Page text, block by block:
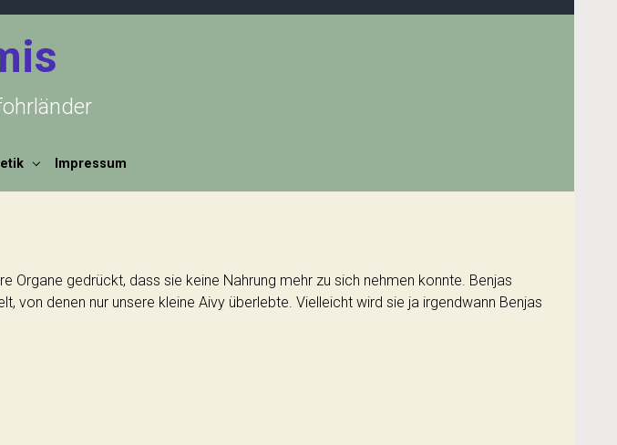
Impressum
Organe gedrückt, dass sie keine Nahrung mehr zu sich nehmen konnte. Benjas
denen nur unsere kleine Aivy überlebte. Vielleicht wird sie ja irgendwann Benjas